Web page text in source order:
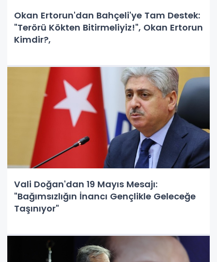
Okan Ertorun'dan Bahçeli'ye Tam Destek:
"Terörü Kökten Bitirmeliyiz!", Okan Ertorun
Kimdir?,
Vali Doğan'dan 19 Mayıs Mesajı:
"Bağımsızlığın İnancı Gençlikle Geleceğe
Taşınıyor"